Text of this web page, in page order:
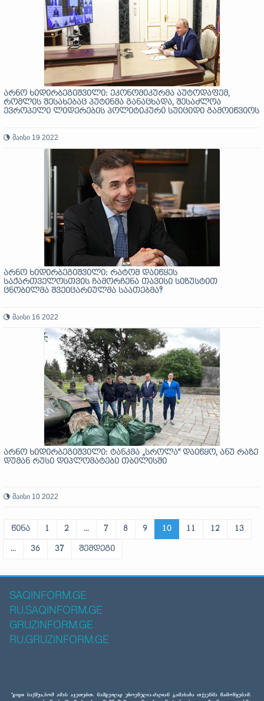
არნო ხიდირბეგიშვილი: ეკონომიკურმა აუტოდაფემ,
რომლის შესახებაც პუტინმა განაცხადა, შესაძლოა
ევროპელი ლიდერების პოლიტიკური სუიციდი გამოიწვიოს
მაისი 19 2022
არნო ხიდირბეგიშვილი: რატომ დაიწყეს
საქართველოსთვის ჩამორჩენა თავისი სიზუსტით
ცნობილმა შვეიცარიულმა საათებმა?
მაისი 16 2022
არნო ხიდირბეგიშვილი: ტანკმა „სროლა“ დაიწყო, ანუ რაზე
დუმან რუსი დიპლომატები თბილისში
მაისი 10 2022
წინა 1 2 ... 7 8 9 10 11 12 13
... 36 37 შემდეგი
SAQINFORM.GE
RU.SAQINFORM.GE
GRUZINFORM.GE
RU.GRUZINFORM.GE